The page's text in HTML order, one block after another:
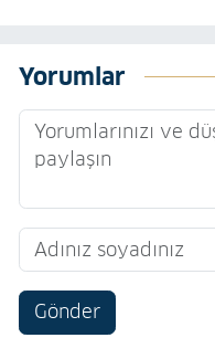
Yorumlar
Gönder